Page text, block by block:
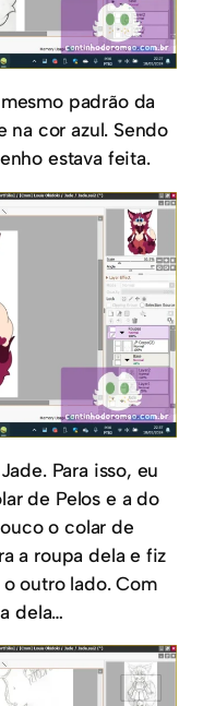
padrão da
na cor azul. Sendo
estava feita.
Para isso, eu
de Pelos e a do
o colar de
a roupa dela e fiz
outro lado. Com
dela…